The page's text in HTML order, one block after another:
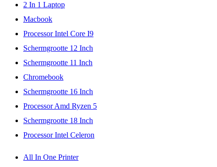
2 In 1 Laptop
Macbook
Processor Intel Core I9
Schermgrootte 12 Inch
Schermgrootte 11 Inch
Chromebook
Schermgrootte 16 Inch
Processor Amd Ryzen 5
Schermgrootte 18 Inch
Processor Intel Celeron
All In One Printer